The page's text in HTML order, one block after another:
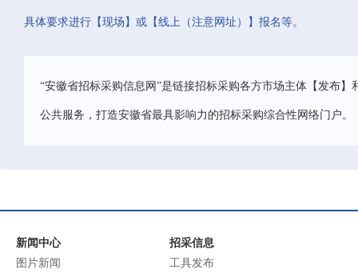
具体要求进行【现场】或【线上（注意网址）】报名等。
“安徽省招标采购信息网”是链接招标采购各方市场主体【发布
公共服务，打造安徽省最具影响力的招标采购综合性网络门户。
新闻中心
图片新闻
招采信息
工具发布